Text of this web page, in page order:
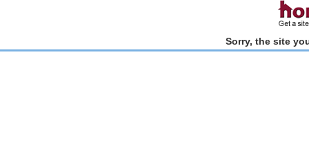
Sorry, the site